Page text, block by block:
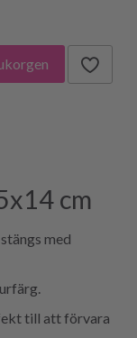
cm
med
till att förvara